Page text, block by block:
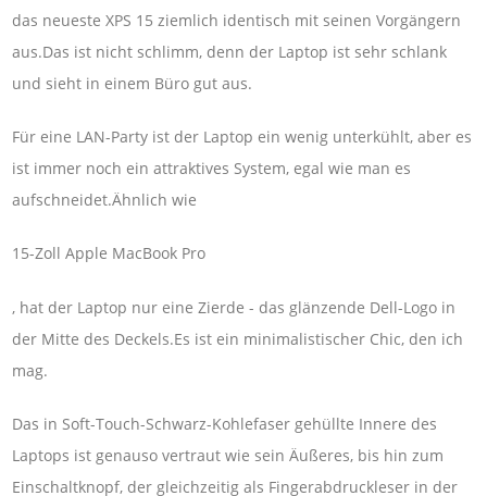
das neueste XPS 15 ziemlich identisch mit seinen Vorgängern
aus.Das ist nicht schlimm, denn der Laptop ist sehr schlank
und sieht in einem Büro gut aus.
Für eine LAN-Party ist der Laptop ein wenig unterkühlt, aber es
ist immer noch ein attraktives System, egal wie man es
aufschneidet.Ähnlich wie
15-Zoll Apple MacBook Pro
, hat der Laptop nur eine Zierde - das glänzende Dell-Logo in
der Mitte des Deckels.Es ist ein minimalistischer Chic, den ich
mag.
Das in Soft-Touch-Schwarz-Kohlefaser gehüllte Innere des
Laptops ist genauso vertraut wie sein Äußeres, bis hin zum
Einschaltknopf, der gleichzeitig als Fingerabdruckleser in der